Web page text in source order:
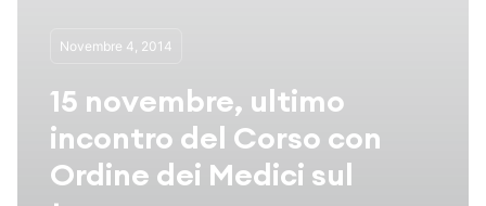
Novembre 4, 2014
15 novembre, ultimo
incontro del Corso con
Ordine dei Medici sul